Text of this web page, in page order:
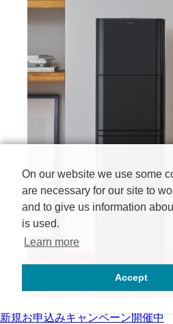
新規お申込みキャンペーン開催中
On our website we use some
are necessary for our site to
and to give us information
is used.
Learn more
Accept